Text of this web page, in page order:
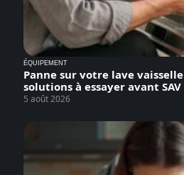
ÉQUIPEMENT
Panne sur votre lave
solutions à essayer avant SAV
5 août 2026